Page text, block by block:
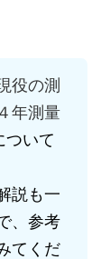
役の測
年測量
ついて
説も一
、参考
てくだ